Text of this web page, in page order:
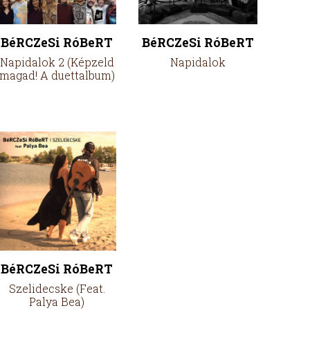
BéRCZeSi RóBeRT
Napidalok 2 (Képzeld
A duettalbum)
BéRCZeSi RóBeRT
Napidalok
BéRCZeSi RóBeRT
Szelidecske (Feat.
Palya Bea)